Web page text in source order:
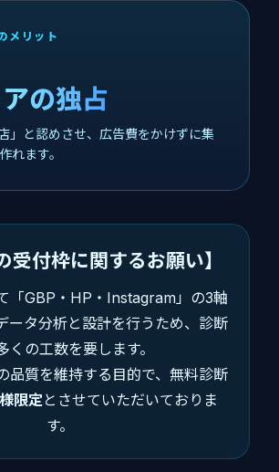
メリット
の独占
」と認めさせ、広告費をかけずに集
れます。
受付枠に関するお願い】
「GBP・HP・Instagram」の3軸
ータ分析と設計を行うため、診断
くの工数を要します。
品質を維持する目的で、無料診断
限定とさせていただいておりま
す。